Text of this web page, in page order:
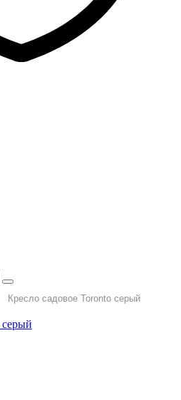
Кресло садовое Toronto серый